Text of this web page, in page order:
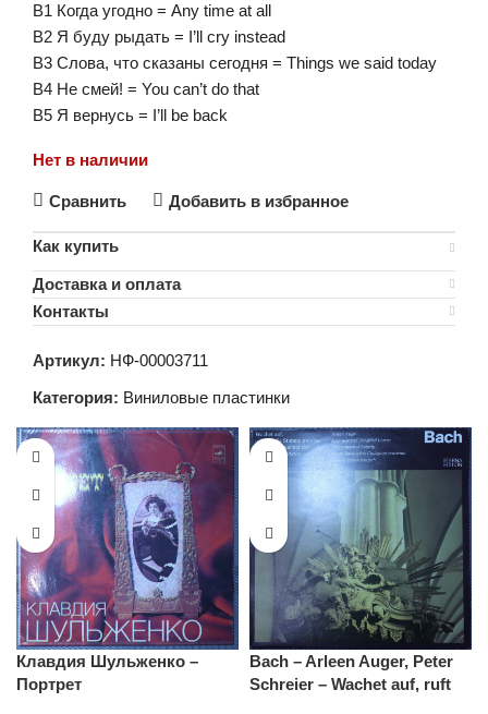
B1 Когда угодно = Any time at all
B2 Я буду рыдать = I’ll cry instead
B3 Слова, что сказаны сегодня = Things we said today
B4 Не смей! = You can’t do that
B5 Я вернусь = I’ll be back
Нет в наличии
Сравнить Добавить в избранное
Как купить
Доставка и оплата
Контакты
Артикул: НФ-00003711
Категория: Виниловые пластинки
Клавдия Шульженко –
Портрет
Bach – Arleen Auger, Peter
Schreier – Wachet auf, ruft